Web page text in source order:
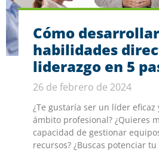
Cómo
habilidades
liderazgo en 5
26 de febrero de 2024
¿Te gustaría ser un líder
ámbito profesional? ¿Quieres
capacidad de gestionar
recursos? ¿Buscas potenciar